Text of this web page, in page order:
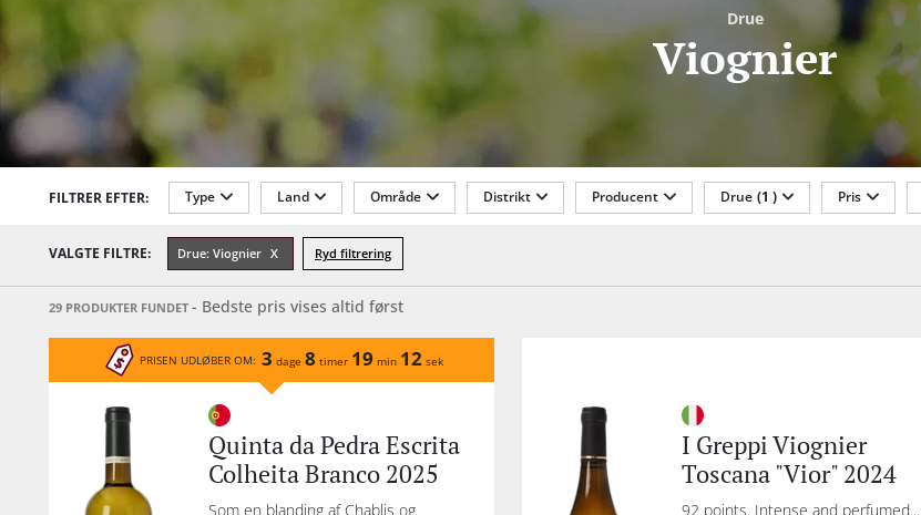
Drue
Viognier
FILTRER EFTER: Type Land Område Distrikt Producent Drue (1 ) Pris
Årgang Sødmegrad
VALGTE FILTRE: Drue: Viognier Ryd filtrering
29 PRODUKTER FUNDET - Bedste pris vises altid først
PRISEN UDLØBER OM: 3 dage 8 timer 19 min 12 sek
Quinta da Pedra Escrita
Colheita Branco 2025
Som en blanding af Chablis og
I Greppi Viognier
Toscana "Vior" 2024
92 points. Intense and perfumed...